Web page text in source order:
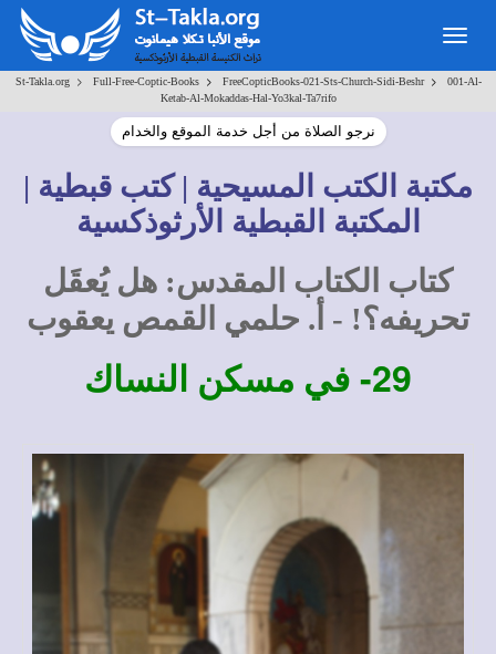
St-Takla.org> Full-Free-Coptic-Books> FreeCopticBooks-021-Sts-Church-Sidi-Beshr>
001-Al-
Ketab-Al-Mokaddas-Hal-Yo3kal-Ta7rifo
نرجو الصلاة من أجل خدمة الموقع والخدام
مكتبة الكتب المسيحية | كتب قبطية |
المكتبة القبطية الأرثوذكسية
كتاب الكتاب المقدس: هل يُعقَل
تحريفه؟! - أ. حلمي القمص يعقوب
29- في مسكن النساك